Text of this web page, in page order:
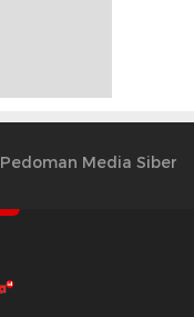
Pedoman Media Siber